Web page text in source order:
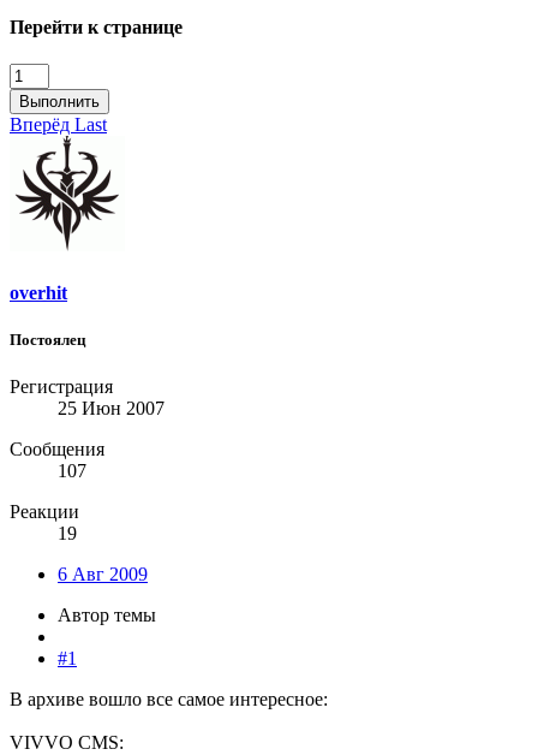
Перейти к странице
Выполнить
Вперёд Last
overhit
Постоялец
Регистрация
25 Июн 2007
Сообщения
107
Реакции
19
6 Авг 2009
Автор темы
#1
В архиве вошло все самое интересное:
VIVVO CMS: